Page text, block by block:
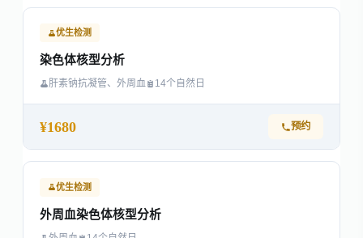
优生检测
染色体核型分析
肝素钠抗凝管、外周血 14个自然日
¥1680 预约
优生检测
外周血染色体核型分析